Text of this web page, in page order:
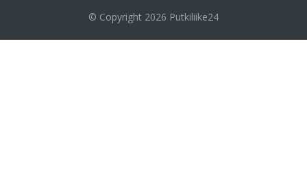
© Copyright 2026 Putkiliike24